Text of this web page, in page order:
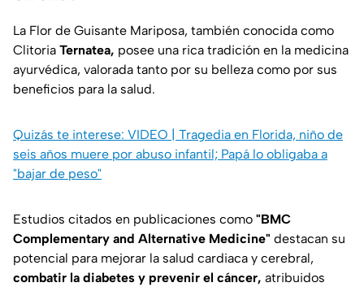
La Flor de Guisante Mariposa, también conocida como
Clitoria Ternatea, posee una rica tradición en la medicina
ayurvédica, valorada tanto por su belleza como por sus
beneficios para la salud.
Quizás te interese: VIDEO | Tragedia en Florida, niño de
seis años muere por abuso infantil; Papá lo obligaba a
"bajar de peso"
Estudios citados en publicaciones como "BMC
Complementary and Alternative Medicine" destacan su
potencial para mejorar la salud cardiaca y cerebral,
combatir la diabetes y prevenir el cáncer, atribuidos